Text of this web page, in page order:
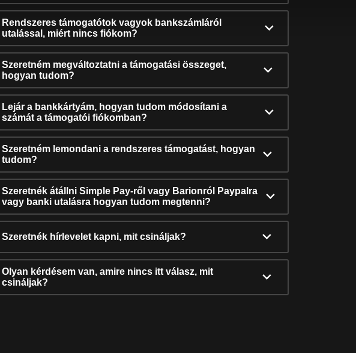
Rendszeres támogatótok vagyok bankszámláról
utalással, miért nincs fiókom?
Szeretném megváltoztatni a támogatási összeget,
hogyan tudom?
Lejár a bankkártyám, hogyan tudom módosítani a
számát a támogatói fiókomban?
Szeretném lemondani a rendszeres támogatást, hogyan
tudom?
Szeretnék átállni Simple Pay-ről vagy Barionról Paypalra
vagy banki utalásra hogyan tudom megtenni?
Szeretnék hírlevelet kapni, mit csináljak?
Olyan kérdésem van, amire nincs itt válasz, mit
csináljak?